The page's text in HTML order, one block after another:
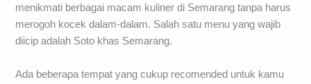
menikmati berbagai macam kuliner di Semarang tanpa harus
merogoh kocek dalam-dalam. Salah satu menu yang wajib
diicip adalah Soto khas Semarang.
Ada beberapa tempat yang cukup recomended untuk kamu